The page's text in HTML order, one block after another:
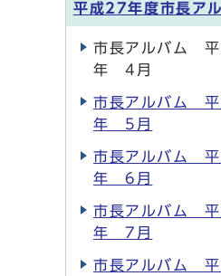
平成27年度市長ア
市長アルバム
年 4月
市長アルバム
年 5月
市長アルバム
年 6月
市長アルバム
年 7月
市長アルバム